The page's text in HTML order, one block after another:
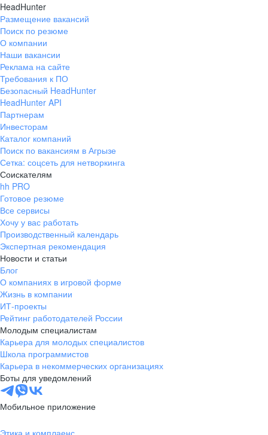
HeadHunter
Размещение вакансий
Поиск по резюме
О компании
Наши вакансии
Реклама на сайте
Требования к ПО
Безопасный HeadHunter
HeadHunter API
Партнерам
Инвесторам
Каталог компаний
Поиск по вакансиям в Агрызе
Сетка: соцсеть для нетворкинга
Соискателям
hh PRO
Готовое резюме
Все сервисы
Хочу у вас работать
Производственный календарь
Экспертная рекомендация
Новости и статьи
Блог
О компаниях в игровой форме
Жизнь в компании
ИТ-проекты
Рейтинг работодателей России
Молодым специалистам
Карьера для молодых специалистов
Школа программистов
Карьера в некоммерческих организациях
Боты для уведомлений
Мобильное приложение